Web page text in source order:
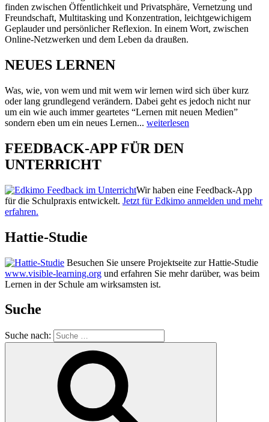
finden zwischen Öffentlichkeit und Privatsphäre, Vernetzung und
Freundschaft, Multitasking und Konzentration, leichtgewichigem
Geplauder und persönlicher Reflexion. In einem Wort, zwischen
Online-Netzwerken und dem Leben da draußen.
NEUES LERNEN
Was, wie, von wem und mit wem wir lernen wird sich über kurz
oder lang grundlegend verändern. Dabei geht es jedoch nicht nur
um ein wie auch immer geartetes “Lernen mit neuen Medien”
sondern eben um ein neues Lernen... weiterlesen
FEEDBACK-APP FÜR DEN
UNTERRICHT
Wir haben eine Feedback-App
für die Schulpraxis entwickelt. Jetzt für Edkimo anmelden und mehr
erfahren.
Hattie-Studie
Besuchen Sie unsere Projektseite zur Hattie-Studie
www.visible-learning.org und erfahren Sie mehr darüber, was beim
Lernen in der Schule am wirksamsten ist.
Suche
Suche nach: